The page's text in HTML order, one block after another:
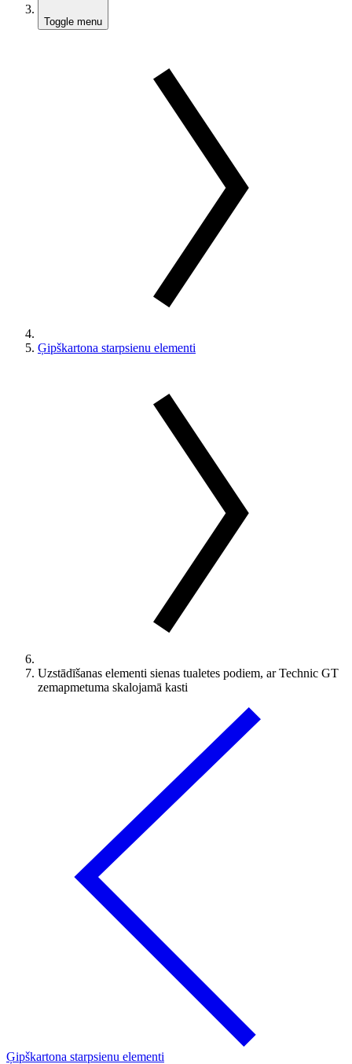
Toggle menu
Ģipškartona starpsienu elementi
Uzstādīšanas elementi sienas tualetes podiem, ar Technic GT
zemapmetuma skalojamā kasti
Ģipškartona starpsienu elementi